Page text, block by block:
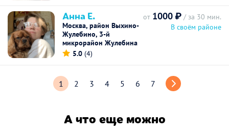
Анна Е.
Москва, район Выхино-
Жулебино, 3-й
микрорайон Жулебина
5.0 (4)
от 1000 ₽ / за 30 мин.
В своём районе
1 2 3 4 5 6 7
А что еще можно